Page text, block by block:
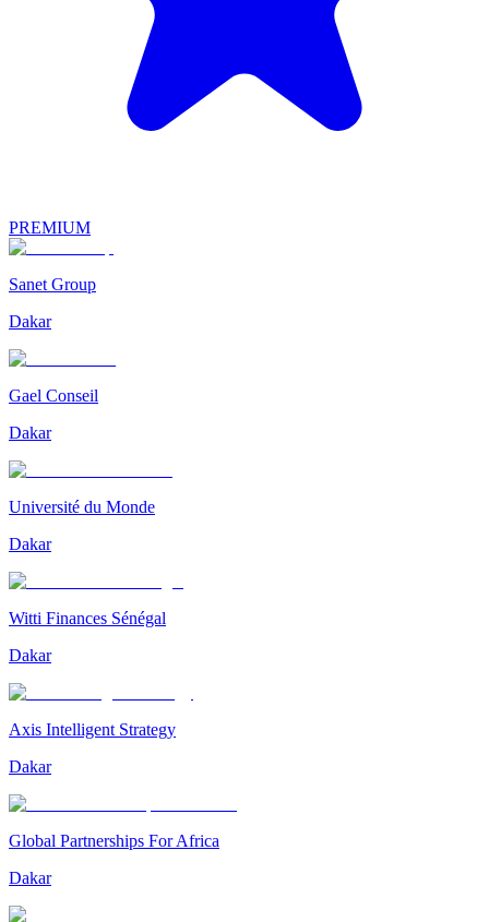
PREMIUM
Sanet Group
Dakar
Gael Conseil
Dakar
Université du Monde
Dakar
Witti Finances Sénégal
Dakar
Axis Intelligent Strategy
Dakar
Global Partnerships For Africa
Dakar